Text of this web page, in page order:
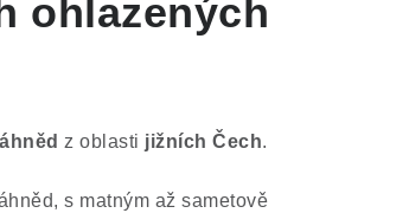
ohlazených
z oblasti jižních Čech.
s matným až sametově